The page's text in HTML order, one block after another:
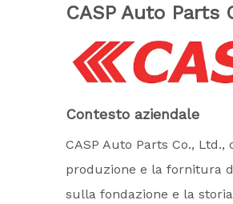
CASP Auto Parts
Contesto aziendale
CASP Auto Parts Co.,
produzione e la fornitura
sulla fondazione e la